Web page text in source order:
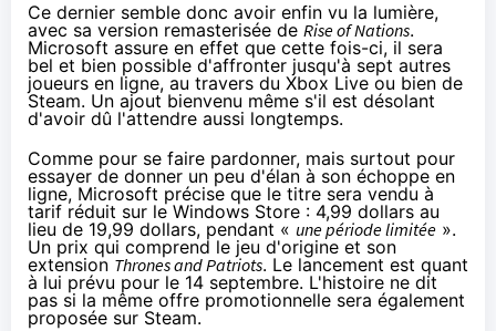
Ce dernier semble donc avoir enfin vu la lumière,
avec sa version remasterisée de Rise of Nations.
Microsoft assure en effet que cette fois-ci, il sera
bel et bien possible d'affronter jusqu'à sept autres
joueurs en ligne, au travers du Xbox Live ou bien de
Steam. Un ajout bienvenu même s'il est désolant
d'avoir dû l'attendre aussi longtemps.
Comme pour se faire pardonner, mais surtout pour
essayer de donner un peu d'élan à son échoppe en
ligne, Microsoft précise que le titre sera vendu à
tarif réduit sur le Windows Store : 4,99 dollars au
lieu de 19,99 dollars, pendant « une période limitée ».
Un prix qui comprend le jeu d'origine et son
extension Thrones and Patriots. Le lancement est quant
à lui prévu pour le 14 septembre. L'histoire ne dit
pas si la même offre promotionnelle sera également
proposée sur Steam.